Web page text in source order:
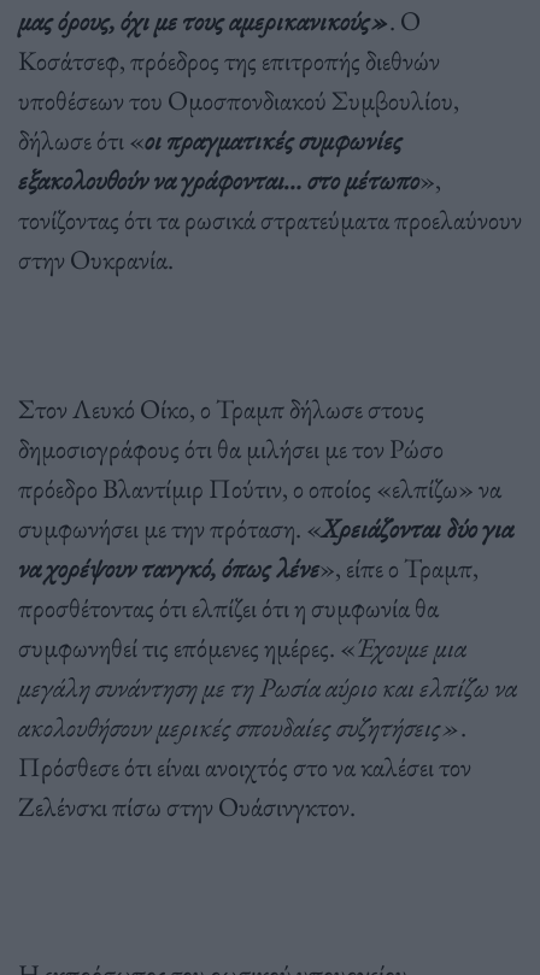
μας όρους, όχι με τους αμερικανικούς». Ο
Κοσάτσεφ, πρόεδρος της επιτροπής διεθνών
υποθέσεων του Ομοσπονδιακού Συμβουλίου,
δήλωσε ότι «οι πραγματικές συμφωνίες
εξακολουθούν να γράφονται… στο μέτωπο»,
τονίζοντας ότι τα ρωσικά στρατεύματα προελαύνουν
στην Ουκρανία.
Στον Λευκό Οίκο, ο Τραμπ δήλωσε στους
δημοσιογράφους ότι θα μιλήσει με τον Ρώσο
πρόεδρο Βλαντίμιρ Πούτιν, ο οποίος «ελπίζω» να
συμφωνήσει με την πρόταση. «Χρειάζονται δύο για
να χορέψουν τανγκό, όπως λένε», είπε ο Τραμπ,
προσθέτοντας ότι ελπίζει ότι η συμφωνία θα
συμφωνηθεί τις επόμενες ημέρες. «Έχουμε μια
μεγάλη συνάντηση με τη Ρωσία αύριο και ελπίζω να
ακολουθήσουν μερικές σπουδαίες συζητήσεις».
Πρόσθεσε ότι είναι ανοιχτός στο να καλέσει τον
Ζελένσκι πίσω στην Ουάσινγκτον.